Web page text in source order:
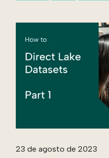
23 de agosto de 2023